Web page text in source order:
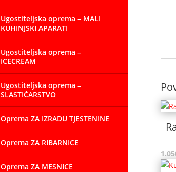
Ugostiteljska oprema – MALI
KUHINJSKI APARATI
Ugostiteljska oprema –
ICECREAM
Ugostiteljska oprema –
SLASTIČARSTVO
Oprema ZA IZRADU TJESTENINE
Oprema ZA RIBARNICE
Oprema ZA MESNICE